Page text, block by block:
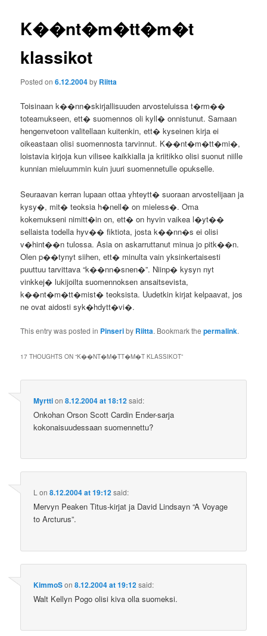
K��nt�m�tt�m�t
klassikot
Posted on6.12.2004by Riitta
Toisinaan k��nn�skirjallisuuden arvosteluissa t�rm��
toteamukseen, ett� suomennos oli kyll� onnistunut. Samaan
hengenvetoon valitellaan kuitenkin, ett� kyseinen kirja ei
oikeastaan olisi suomennosta tarvinnut. K��nt�m�tt�mi�,
loistavia kirjoja kun vilisee kaikkialla ja kriitikko olisi suonut niille
kunnian mieluummin kuin juuri suomennetulle opukselle.
Seuraavan kerran lupaan ottaa yhteytt� suoraan arvostelijaan ja
kysy�, mit� teoksia h�nell� on mieless�. Oma
kokemukseni nimitt�in on, ett� on hyvin vaikea l�yt��
sellaista todella hyv�� fiktiota, josta k��nn�s ei olisi
v�hint��n tulossa. Asia on askarruttanut minua jo pitk��n.
Olen p��tynyt siihen, ett� minulta vain yksinkertaisesti
puuttuu tarvittava “k��nn�snen�”. Niinp� kysyn nyt
vinkkej� lukijoilta suomennoksen ansaitsevista,
k��nt�m�tt�mist� teoksista. Uudetkin kirjat kelpaavat, jos
ne ovat aidosti syk�hdytt�vi�.
This entry was posted in Pinseriby Riitta. Bookmark thepermalink.
17 THOUGHTS ON “K��NT�M�TT�M�T KLASSIKOT”
Myrttion8.12.2004 at 18:12said:
Onkohan Orson Scott Cardin Ender-sarja
kokonaisuudessaan suomennettu?
Lon8.12.2004 at 19:12said:
Mervyn Peaken Titus-kirjat ja David Lindsayn “A Voyage
to Arcturus”.
KimmoSon8.12.2004 at 19:12said:
Walt Kellyn Pogo olisi kiva olla suomeksi.